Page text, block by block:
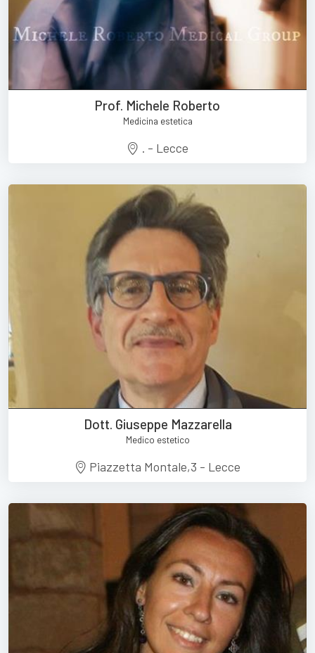
Prof. Michele Roberto
Medicina estetica
. - Lecce
Dott. Giuseppe Mazzarella
Medico estetico
Piazzetta Montale,3 - Lecce